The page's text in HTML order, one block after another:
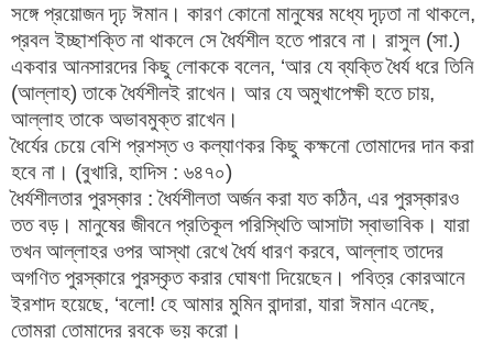
সঙ্গে প্রয়োজন দৃঢ় ঈমান। কারণ কোনো মানুষের মধ্যে দৃঢ়তা না থাকলে,
প্রবল ইচ্ছাশক্তি না থাকলে সে ধৈর্যশীল হতে পারবে না। রাসুল (সা.)
একবার আনসারদের কিছু লোককে বলেন, ‘আর যে ব্যক্তি ধৈর্য ধরে তিনি
(আল্লাহ) তাকে ধৈর্যশীলই রাখেন। আর যে অমুখাপেক্ষী হতে চায়,
আল্লাহ তাকে অভাবমুক্ত রাখেন।
ধৈর্যের চেয়ে বেশি প্রশস্ত ও কল্যাণকর কিছু কক্ষনো তোমাদের দান করা
হবে না। (বুখারি, হাদিস : ৬৪৭০)
ধৈর্যশীলতার পুরস্কার : ধৈর্যশীলতা অর্জন করা যত কঠিন, এর পুরস্কারও
তত বড়। মানুষের জীবনে প্রতিকূল পরিস্থিতি আসাটা স্বাভাবিক। যারা
তখন আল্লাহর ওপর আস্থা রেখে ধৈর্য ধারণ করবে, আল্লাহ তাদের
অগণিত পুরস্কারে পুরস্কৃত করার ঘোষণা দিয়েছেন। পবিত্র কোরআনে
ইরশাদ হয়েছে, ‘বলো! হে আমার মুমিন বান্দারা, যারা ঈমান এনেছ,
তোমরা তোমাদের রবকে ভয় করো।